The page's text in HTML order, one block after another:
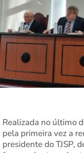
Realizada no último
pela primeira vez a
presidente do TJSP,